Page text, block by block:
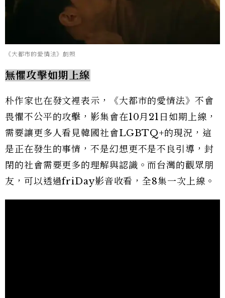
《大都市的愛情法》劇照
無懼攻擊如期上線
朴作家也在發文裡表示，《大都市的愛情法》不會
畏懼不公平的攻擊，影集會在10月21日如期上線，
需要讓更多人看見韓國社會LGBTQ+的現況，這
是正在發生的事情，不是幻想更不是不良引導，封
閉的社會需要更多的理解與認識。而台灣的觀眾朋
友，可以透過friDay影音收看，全8集一次上線。